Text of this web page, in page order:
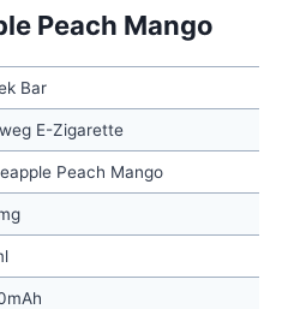
Peach Mango
Bar
E-Zigarette
Peach Mango